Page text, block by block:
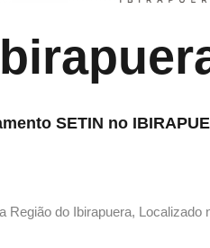
SETIN no
Região do Ibirapuera,